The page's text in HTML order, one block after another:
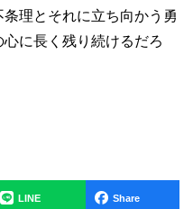
理とそれに立ち向かう勇
に長く残り続けるだろ
LINE Share